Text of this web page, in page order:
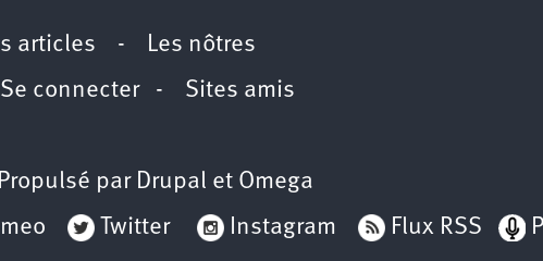
articles - Les nôtres
Se connecter- Sites amis
par Drupal et Omega
Twitter Instagram Flux RSS